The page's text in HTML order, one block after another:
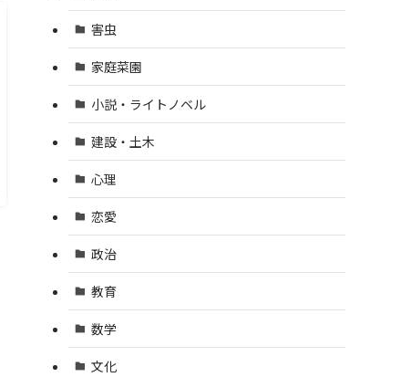
害虫
家庭菜園
小説・ライトノベル
建設・土木
心理
恋愛
政治
教育
数学
文化